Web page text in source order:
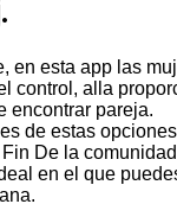
en esta app las
control, alla
encontrar pareja.
de estas
De la comunidad
en el que